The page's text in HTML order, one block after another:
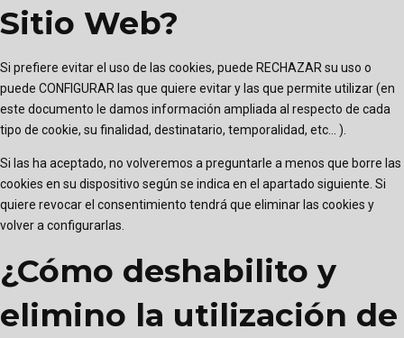
Sitio Web?
Si prefiere evitar el uso de las cookies, puede RECHAZAR su uso o
puede CONFIGURAR las que quiere evitar y las que permite utilizar (en
este documento le damos información ampliada al respecto de cada
tipo de cookie, su finalidad, destinatario, temporalidad, etc... ).
Si las ha aceptado, no volveremos a preguntarle a menos que borre las
cookies en su dispositivo según se indica en el apartado siguiente. Si
quiere revocar el consentimiento tendrá que eliminar las cookies y
volver a configurarlas.
¿Cómo deshabilito y
elimino la utilización de